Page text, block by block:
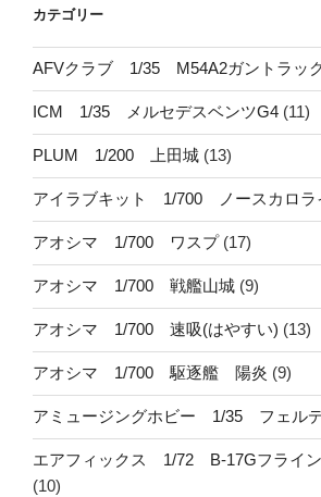
カテゴリー
AFVクラブ 1/35 M54A2ガントラッ
ICM 1/35 メルセデスベンツG4 (11)
PLUM 1/200 上田城 (13)
アイラブキット 1/700 ノースカロラ
アオシマ 1/700 ワスプ(17)
アオシマ 1/700 戦艦山城 (9)
アオシマ 1/700 速吸(はやすい) (13)
アオシマ 1/700 駆逐艦 陽炎 (9)
アミュージングホビー 1/35 フェル
エアフィックス 1/72 B-17Gフライン
(10)